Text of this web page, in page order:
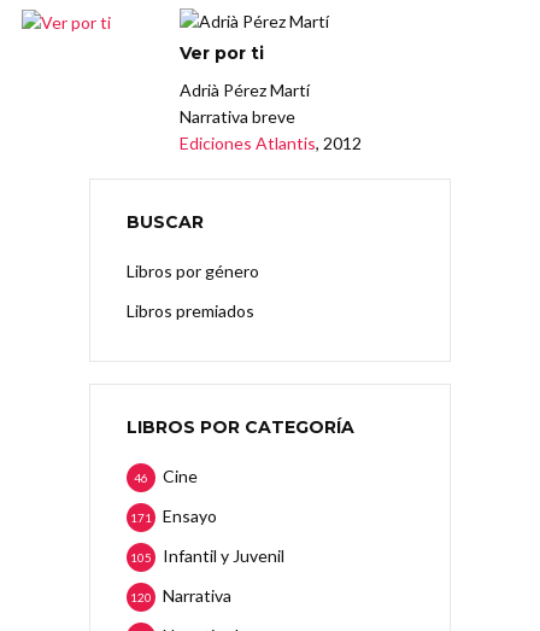
Ver por ti
Adrià Pérez Martí
Narrativa breve
Ediciones Atlantis, 2012
BUSCAR
Libros por género
Libros premiados
LIBROS POR CATEGORÍA
Cine
46
Ensayo
171
Infantil y Juvenil
105
Narrativa
120